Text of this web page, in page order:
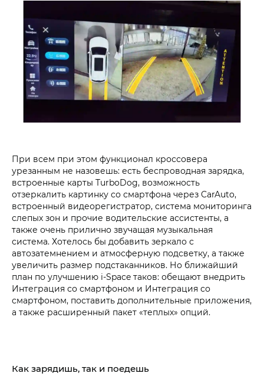
При всем при этом функционал кроссовера
урезанным не назовешь: есть беспроводная зарядка,
встроенные карты TurboDog, возможность
отзеркалить картинку со смартфона через CarAuto,
встроенный видеорегистратор, система мониторинга
слепых зон и прочие водительские ассистенты, а
также очень прилично звучащая музыкальная
система. Хотелось бы добавить зеркало с
автозатемнением и атмосферную подсветку, а также
увеличить размер подстаканников. Но ближайший
план по улучшению i-Space таков: обещают внедрить
Интеграция со смартфоном и Интеграция со
смартфоном, поставить дополнительные приложения,
а также расширенный пакет «теплых» опций.
Как зарядишь, так и поедешь